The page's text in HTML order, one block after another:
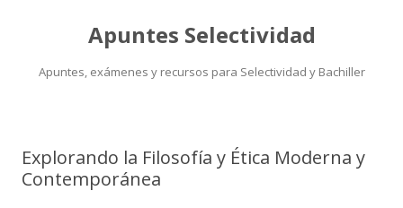
Apuntes Selectividad
Apuntes, exámenes y recursos para Selectividad y Bachiller
Explorando la Filosofía y Ética Moderna y
Contemporánea